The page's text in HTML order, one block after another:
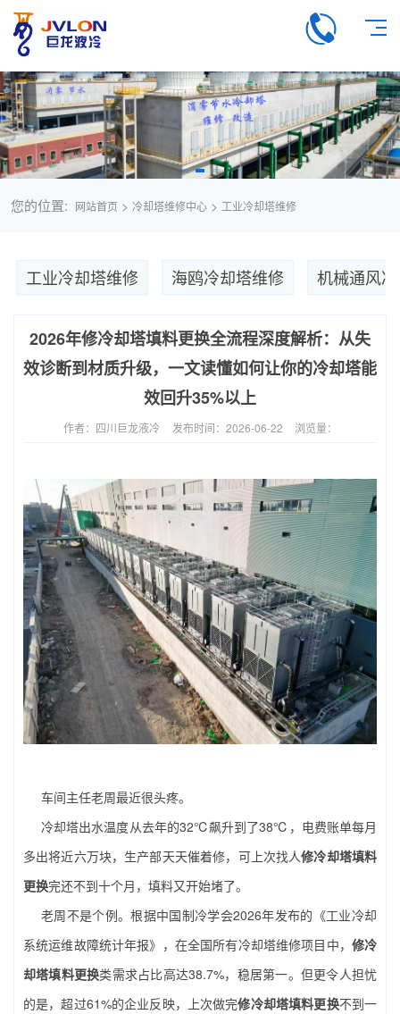
您的位置: 网站首页 > 冷却塔维修中心> 工业冷却塔维修
工业冷却塔维修 海鸥冷却塔维修 机械通风
2026年修冷却塔填料更换全流程深度解析：从失
效诊断到材质升级，一文读懂如何让你的冷却塔能
效回升35%以上
作者：四川巨龙液冷 发布时间：2026-06-22 浏览量：
车间主任老周最近很头疼。
冷却塔出水温度从去年的32℃飙升到了38℃，电费账单每月
多出将近六万块，生产部天天催着修，可上次找人修冷却塔填料
更换完还不到十个月，填料又开始堵了。
老周不是个例。根据中国制冷学会2026年发布的《工业冷却
系统运维故障统计年报》，在全国所有冷却塔维修项目中， 修冷
却塔填料更换类需求占比高达38.7%，稳居第一。但更令人担忧
的是，超过61%的企业反映，上次做完修冷却塔填料更换不到一